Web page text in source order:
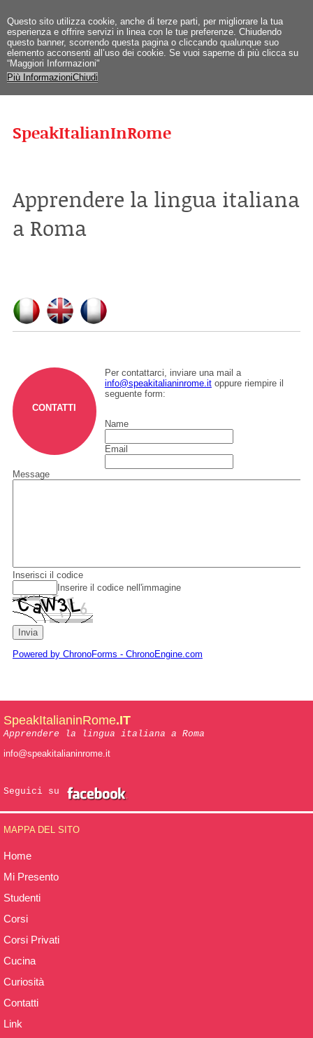
Questo sito utilizza cookie, anche di terze parti, per migliorare la tua
esperienza e offrire servizi in linea con le tue preferenze. Chiudendo
questo banner, scorrendo questa pagina o cliccando qualunque suo
elemento acconsenti all’uso dei cookie. Se vuoi saperne di più clicca su
“Maggiori Informazioni"
Più InformazioniChiudi
SpeakItalianInRome
Apprendere la lingua italiana
a Roma
CONTATTI
Per contattarci, inviare una mail a
info@speakitalianinrome.itoppure riempire il
seguente form:
Name
Email
Message
Inserisci il codice
Inserire il codice nell'immagine
Powered by ChronoForms - ChronoEngine.com
SpeakItalianinRome.IT
Apprendere la lingua italiana a Roma
info@speakitalianinrome.it
Seguici su
MAPPA DEL SITO
Home
Mi Presento
Studenti
Corsi
Corsi Privati
Cucina
Curiosità
Contatti
Link